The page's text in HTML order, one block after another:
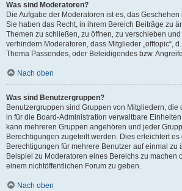
Was sind Moderatoren?
Die Aufgabe der Moderatoren ist es, das
Sie haben das Recht, in ihrem Bereich Beiträge zu
Themen zu schließen, zu öffnen, zu verschieben
verhindern Moderatoren, dass Mitglieder „offtopic“,
Thema Passendes, oder Beleidigendes bzw.
Nach oben
Was sind Benutzergruppen?
Benutzergruppen sind Gruppen von Mitgliedern, die
in für die Board-Administration verwaltbare
kann mehreren Gruppen angehören und jeder
Berechtigungen zugeteilt werden. Dies erleichtert
Berechtigungen für mehrere Benutzer auf einmal zu
Beispiel zu Moderatoren eines Bereichs zu machen
einem nichtöffentlichen Forum zu geben.
Nach oben